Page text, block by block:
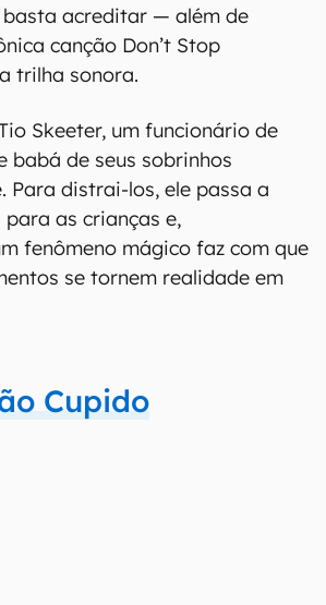
basta acreditar — além de
canção Don’t Stop
trilha sonora.
Skeeter, um funcionário de
babá de seus sobrinhos
Para distrai-los, ele passa a
as crianças e,
fenômeno mágico faz com que
se tornem realidade em
Cupido